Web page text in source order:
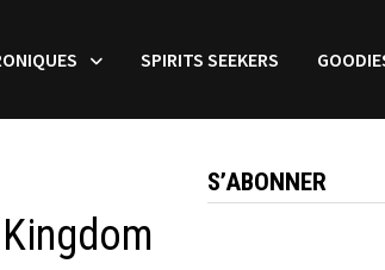
SPIRITS SEEKERS
S’ABONNER